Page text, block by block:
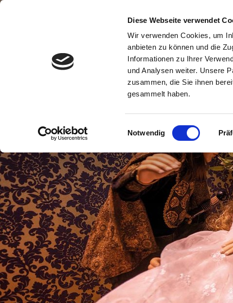
Diese Webseite verwendet
Wir verwenden Cookies, um
anbieten zu können und die
Informationen zu Ihrer
und Analysen weiter. Unsere
zusammen, die Sie ihnen
gesammelt haben.
Einwilligungsauswahl
Notwendig